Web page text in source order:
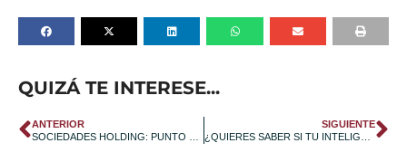
QUIZÁ TE INTERESE...
ANTERIOR
SOCIEDADES HOLDING: PUNTO DE VISTA INTERNACIONAL
SIGUIENTE
¿QUIERES SABER SI TU INTELIGENCIA ARTIFICIAL ESTÁ PROHIBIDA ANTES DE IMPLEMENTARLA?